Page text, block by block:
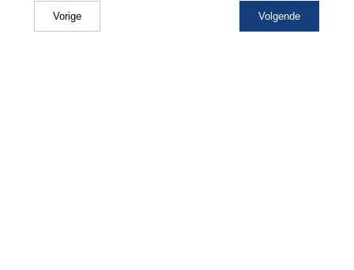
Vorige Volgende